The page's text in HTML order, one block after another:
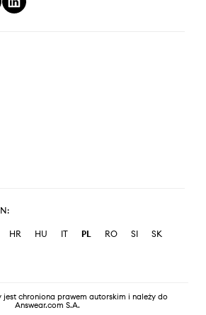
HR HU IT PL RO SI
SK
jest chroniona prawem autorskim i należy do
Answear.com S.A.